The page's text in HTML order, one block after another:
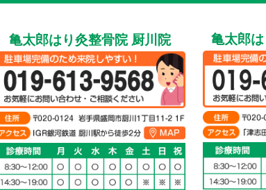
亀太郎はり灸整骨院 厨川院 亀太郎